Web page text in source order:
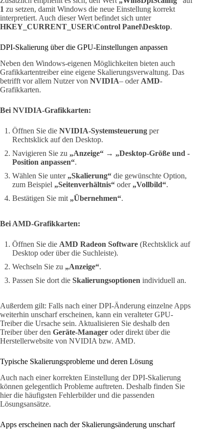
1 zu setzen, damit Windows die neue Einstellung korrekt
interpretiert. Auch dieser Wert befindet sich unter
HKEY_CURRENT_USER\Control Panel\Desktop.
DPI-Skalierung über die GPU-Einstellungen anpassen
Neben den Windows-eigenen Möglichkeiten bieten auch
Grafikkartentreiber eine eigene Skalierungsverwaltung. Das
betrifft vor allem Nutzer von NVIDIA– oder AMD-
Grafikkarten.
Bei NVIDIA-Grafikkarten:
Öffnen Sie die NVIDIA-Systemsteuerung per
Rechtsklick auf den Desktop.
Navigieren Sie zu „Anzeige“ → „Desktop-Größe und -
Position anpassen“.
Wählen Sie unter „Skalierung“ die gewünschte Option,
zum Beispiel „Seitenverhältnis“ oder „Vollbild“.
Bestätigen Sie mit „Übernehmen“.
Bei AMD-Grafikkarten:
Öffnen Sie die AMD Radeon Software (Rechtsklick auf
Desktop oder über die Suchleiste).
Wechseln Sie zu „Anzeige“.
Passen Sie dort die Skalierungsoptionen individuell an.
Außerdem gilt: Falls nach einer DPI-Änderung einzelne Apps
weiterhin unscharf erscheinen, kann ein veralteter GPU-
Treiber die Ursache sein. Aktualisieren Sie deshalb den
Treiber über den Geräte-Manager oder direkt über die
Herstellerwebsite von NVIDIA bzw. AMD.
Typische Skalierungsprobleme und deren Lösung
Auch nach einer korrekten Einstellung der DPI-Skalierung
können gelegentlich Probleme auftreten. Deshalb finden Sie
hier die häufigsten Fehlerbilder und die passenden
Lösungsansätze.
Apps erscheinen nach der Skalierungsänderung unscharf